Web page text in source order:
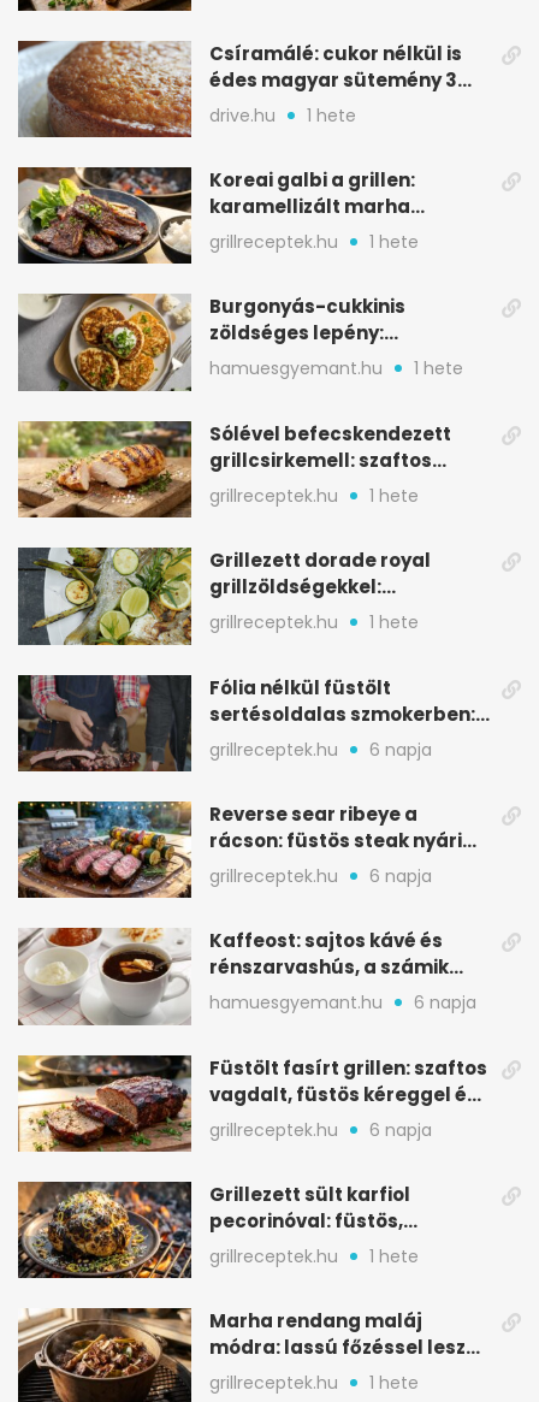
Csíramálé: cukor nélkül is
édes magyar sütemény 3
alapanyagból
drive.hu 1 hete
Koreai galbi a grillen:
karamellizált marha
rövidborda gyorsan
grillreceptek.hu 1 hete
Burgonyás-cukkinis
zöldséges lepény:
aranybarna, szaftos, hús
nélkül is
hamuesgyemant.hu 1 hete
Sólével befecskendezett
grillcsirkemell: szaftos
marad, nem szárad ki
grillreceptek.hu 1 hete
Grillezett dorade royal
grillzöldségekkel:
mediterrán ízek a rostélyról
grillreceptek.hu 1 hete
Fólia nélkül füstölt
sertésoldalas szmokerben:
ropogós bark, 6 óra
grillreceptek.hu 6 napja
Reverse sear ribeye a
rácson: füstös steak nyári
tökkebabbal
grillreceptek.hu 6 napja
Kaffeost: sajtos kávé és
rénszarvashús, a számik
melegítő itala
hamuesgyemant.hu 6 napja
Füstölt fasírt grillen: szaftos
vagdalt, füstös kéreggel és
BBQ mázzal
grillreceptek.hu 6 napja
Grillezett sült karfiol
pecorinóval: füstös,
karamellizált nyári kedvenc
grillreceptek.hu 1 hete
Marha rendang maláj
módra: lassú főzéssel lesz
igazán szaftos
grillreceptek.hu 1 hete